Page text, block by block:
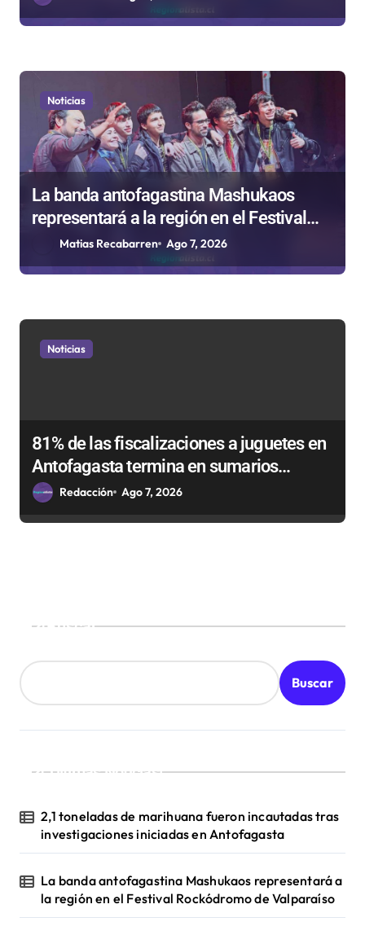
s
Noticias
La banda antofagastina Mashukaos
representará a la región en el Festival
Rockódromo de Valparaíso
Matias Recabarren Ago 7, 2026
Noticias
81% de las fiscalizaciones a juguetes en
Antofagasta termina en sumarios
sanitarios
Redacción Ago 7, 2026
Buscar
Buscar
¡Ultimas Noticias!
2,1 toneladas de marihuana fueron incautadas tras
investigaciones iniciadas en Antofagasta
La banda antofagastina Mashukaos representará a
la región en el Festival Rockódromo de Valparaíso